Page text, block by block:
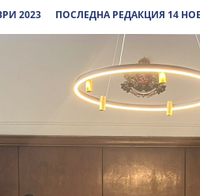
2023 ПОСЛЕДНА РЕДАКЦИЯ 14